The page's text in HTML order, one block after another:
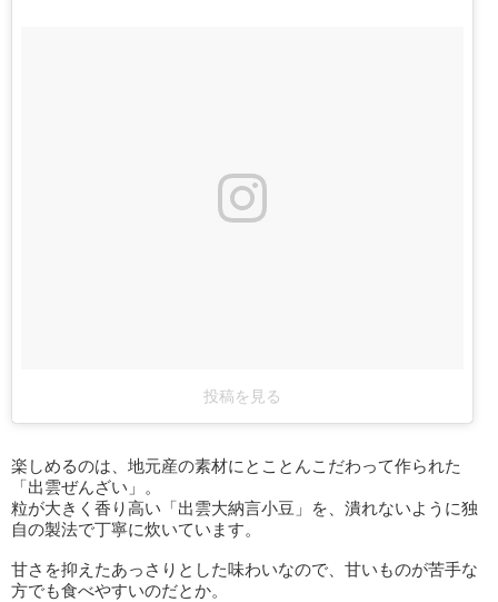
投稿を見る
楽しめるのは、地元産の素材にとことんこだわって作られた
「出雲ぜんざい」。
粒が大きく香り高い「出雲大納言小豆」を、潰れないように独
自の製法で丁寧に炊いています。
甘さを抑えたあっさりとした味わいなので、甘いものが苦手な
方でも食べやすいのだとか。